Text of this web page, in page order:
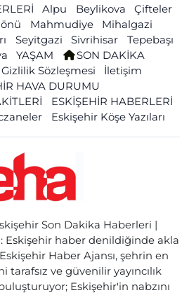
Alpu Beylikova
Çifteler
Mahmudiye
Mihalgazi
Seyitgazi Sivrihisar
Tepebaşı
YAŞAM
SON DAKİKA
Gizlilik Sözleşmesi
İletişim
HAVA DURUMU
ESKİŞEHİR HABERLERİ
Eskişehir Köşe Yazıları
Son Dakika Haberleri |
Eskişehir haber denildiğinde akla
Haber Ajansı, şehrin en
ve güvenilir yayıncılık
Eskişehir'in nabzını